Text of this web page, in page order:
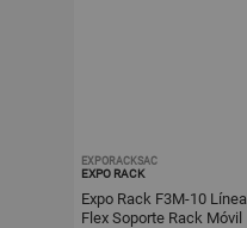
EXPORACKSAC
EXPO RACK
Expo Rack F3M-10 Línea
Flex Soporte Rack Móvil